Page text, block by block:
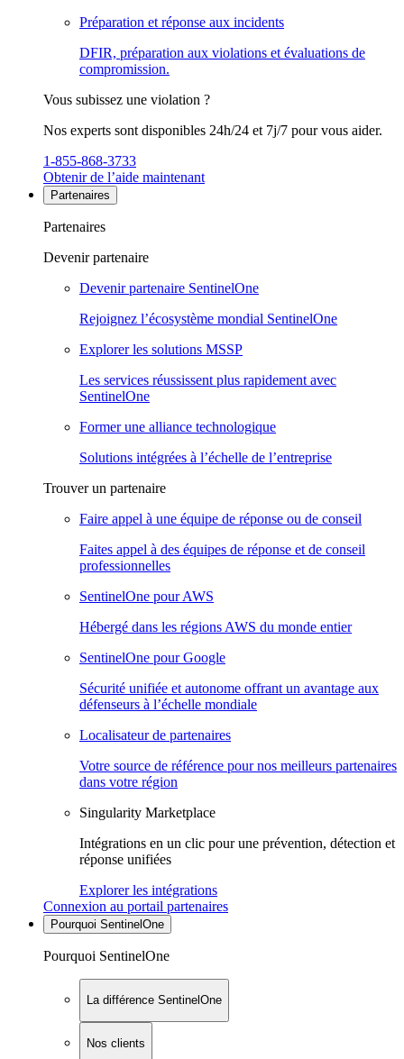
Préparation et réponse aux incidents
DFIR, préparation aux violations et évaluations de
compromission.
Vous subissez une violation ?
Nos experts sont disponibles 24h/24 et 7j/7 pour vous aider.
1-855-868-3733
Obtenir de l’aide maintenant
Partenaires
Partenaires
Devenir partenaire
Devenir partenaire SentinelOne
Rejoignez l’écosystème mondial SentinelOne
Explorer les solutions MSSP
Les services réussissent plus rapidement avec
SentinelOne
Former une alliance technologique
Solutions intégrées à l’échelle de l’entreprise
Trouver un partenaire
Faire appel à une équipe de réponse ou de conseil
Faites appel à des équipes de réponse et de conseil
professionnelles
SentinelOne pour AWS
Hébergé dans les régions AWS du monde entier
SentinelOne pour Google
Sécurité unifiée et autonome offrant un avantage aux
défenseurs à l’échelle mondiale
Localisateur de partenaires
Votre source de référence pour nos meilleurs partenaires
dans votre région
Singularity Marketplace
Intégrations en un clic pour une prévention, détection et
réponse unifiées
Explorer les intégrations
Connexion au portail partenaires
Pourquoi SentinelOne
Pourquoi SentinelOne
La différence SentinelOne
Nos clients